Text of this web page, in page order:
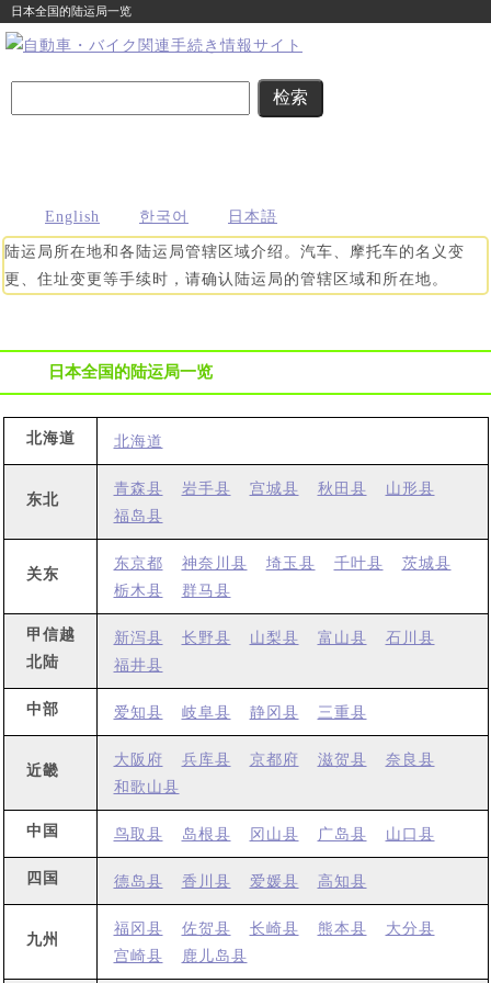
日本全国的陆运局一览
陆运局所在地和各陆运局管辖区域介绍。汽车、摩托车的名义变
更、住址变更等手续时，请确认陆运局的管辖区域和所在地。
日本全国的陆运局一览
北海道 北海道
东北
青森县 岩手县 宫城县 秋田县
山形县
福岛县
关东
东京都 神奈川县 埼玉县 千叶县
茨城县
栃木县
群马县
甲信越
北陆
新泻县 长野县 山梨县 富山县
石川县
福井县
中部 爱知县 岐阜县 静冈县 三重县
近畿
大阪府 兵库县 京都府 滋贺县
奈良县
和歌山县
中国 鸟取县 岛根县 冈山县 广岛县 山口县
四国 德岛县 香川县 爱媛县 高知县
九州
福冈县 佐贺县 长崎县 熊本县
大分县
宫崎县
鹿儿岛县
English 한국어 日本語